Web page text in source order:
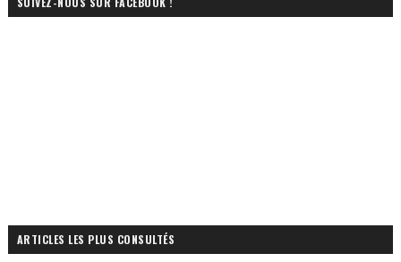
ARTICLES LES PLUS CONSULTÉS